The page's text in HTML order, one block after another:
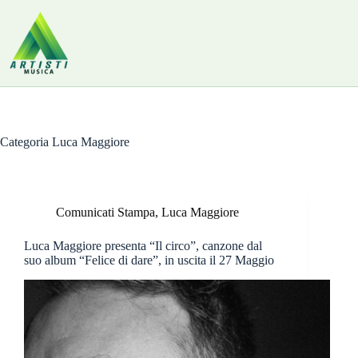
contenuto
Categoria Luca Maggiore
Comunicati Stampa, Luca Maggiore
Luca Maggiore presenta “Il circo”, canzone dal
suo album “Felice di dare”, in uscita il 27 Maggio